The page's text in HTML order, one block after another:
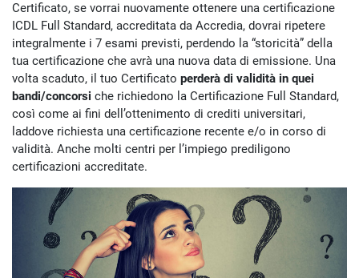
Certificato, se vorrai nuovamente ottenere una certificazione
ICDL Full Standard, accreditata da Accredia, dovrai ripetere
integralmente i 7 esami previsti, perdendo la “storicità” della
tua certificazione che avrà una nuova data di emissione. Una
volta scaduto, il tuo Certificato perderà di validità in quei
bandi/concorsi che richiedono la Certificazione Full Standard,
così come ai fini dell’ottenimento di crediti universitari,
laddove richiesta una certificazione recente e/o in corso di
validità. Anche molti centri per l’impiego prediligono
certificazioni accreditate.